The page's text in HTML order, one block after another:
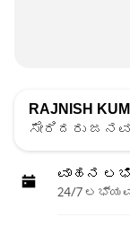
RAJNISH
ಸೇರಿದರು
ವಾಹನ
24/7